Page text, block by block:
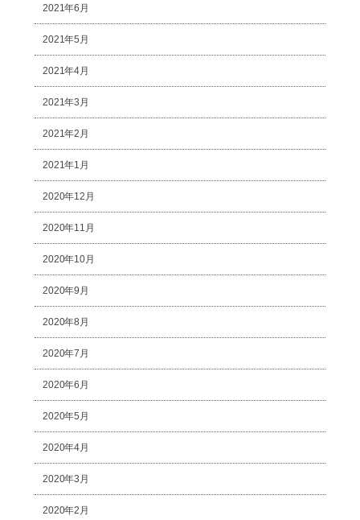
2021年6月
2021年5月
2021年4月
2021年3月
2021年2月
2021年1月
2020年12月
2020年11月
2020年10月
2020年9月
2020年8月
2020年7月
2020年6月
2020年5月
2020年4月
2020年3月
2020年2月